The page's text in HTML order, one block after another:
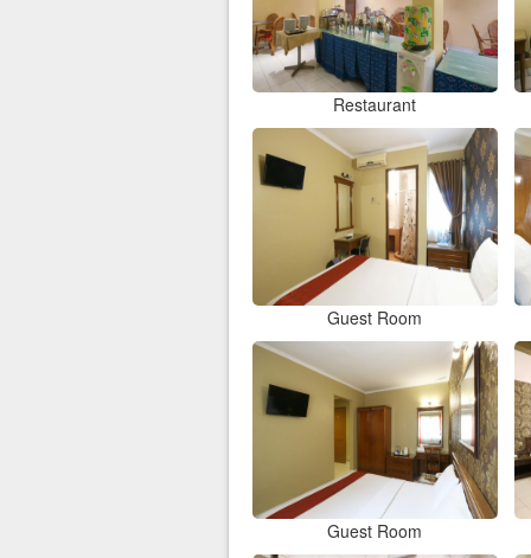
Restaurant
Guest Room
Guest Room